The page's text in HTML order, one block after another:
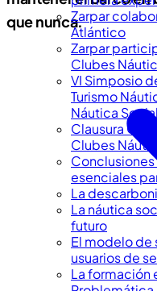
Zarpar
Atlántico
Zarpar
Clubes
VI Simposio
Turismo
Náutica Social
Clausura
Clubes
esenciales
La
La náutica
futuro
El modelo de
usuarios de
La formación
que nunca.